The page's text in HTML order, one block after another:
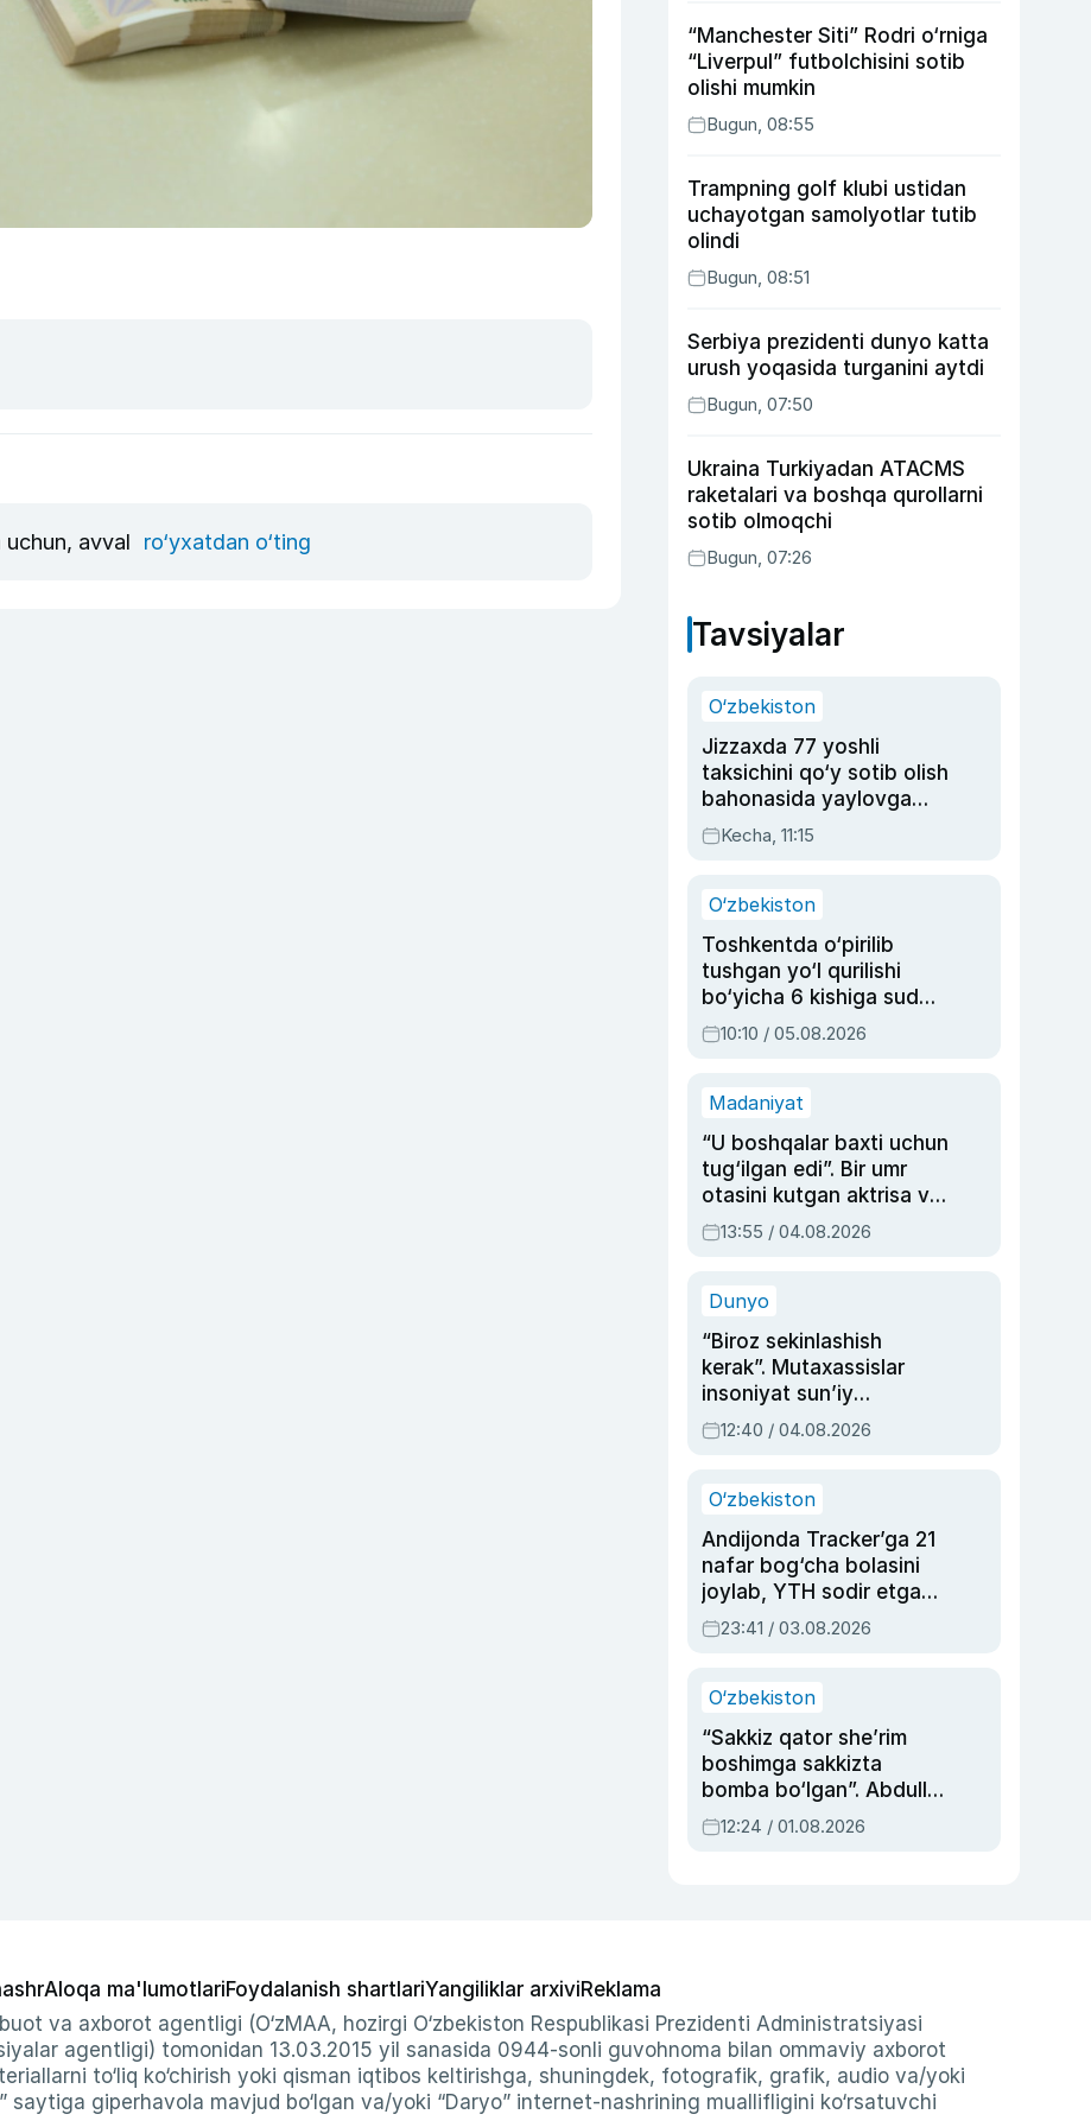
avval ro‘yxatdan o‘ting
“Manchester Siti” Rodri o‘rniga
“Liverpul” futbolchisini sotib
olishi mumkin
Bugun, 08:55
Trampning golf klubi ustidan
uchayotgan samolyotlar tutib
olindi
Bugun, 08:51
Serbiya prezidenti dunyo katta
urush yoqasida turganini aytdi
Bugun, 07:50
Ukraina Turkiyadan ATACMS
raketalari va boshqa qurollarni
sotib olmoqchi
Bugun, 07:26
Tavsiyalar
O‘zbekiston
Jizzaxda 77 yoshli
taksichini qo‘y sotib olish
bahonasida yaylovga
olib borib o‘ldirgan yigit
20 yilga qamaldi
Kecha, 11:15
O‘zbekiston
Toshkentda o‘pirilib
tushgan yo‘l qurilishi
bo‘yicha 6 kishiga sud
hukmi o‘qildi
10:10 / 05.08.2026
Madaniyat
“U boshqalar baxti uchun
tug‘ilgan edi”. Bir umr
otasini kutgan aktrisa va
dublyaj ustasi Rimma
Ahmedovaning
13:55 / 04.08.2026
Dunyo
“Biroz sekinlashish
kerak”. Mutaxassislar
insoniyat sun’iy
intellektni boshqara
olmay qolishidan xavotir
12:40 / 04.08.2026
O‘zbekiston
Andijonda Tracker’ga 21
nafar bog‘cha bolasini
joylab, YTH sodir etgan
ayolga sud hukmi o‘qildi
23:41 / 03.08.2026
O‘zbekiston
“Sakkiz qator she’rim
boshimga sakkizta
bomba bo‘lgan”. Abdulla
Oripovni siyosiy
ayblovlardan asrab
12:24 / 01.08.2026
Aloqa ma'lumotlariFoydalanish shartlariYangiliklar arxiviReklama
va axborot agentligi (O‘zMAA, hozirgi O‘zbekiston Respublikasi Prezidenti Administratsiyasi
agentligi) tomonidan 13.03.2015 yil sanasida 0944-sonli guvohnoma bilan ommaviy axborot
to‘liq ko‘chirish yoki qisman iqtibos keltirishga, shuningdek, fotografik, grafik, audio va/yoki
giperhavola mavjud bo‘lgan va/yoki “Daryo” internet-nashrining muallifligini ko‘rsatuvchi